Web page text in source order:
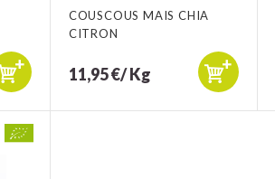
COUSCOUS MAIS CHIA
CITRON
11,95 €/ Kg